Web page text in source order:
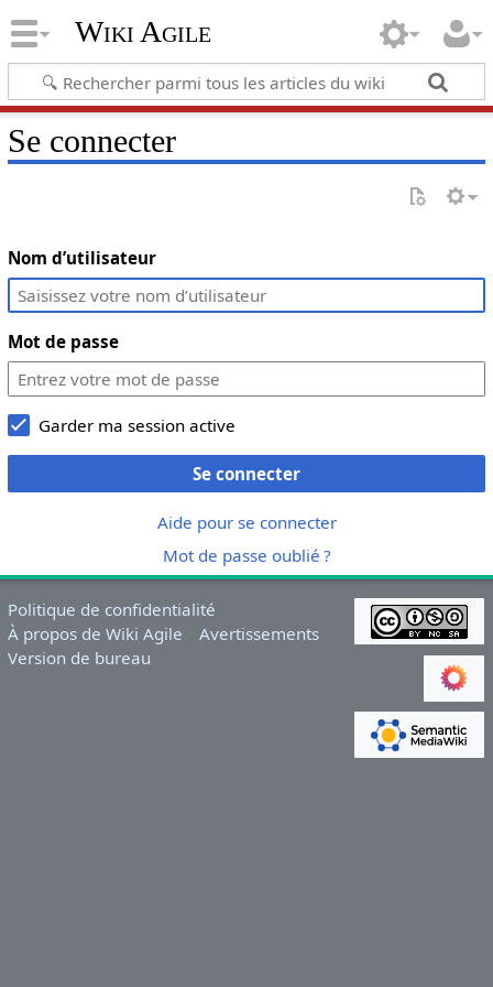
Wiki Agile
Se connecter
Nom d’utilisateur
Mot de passe
Garder ma session active
Se connecter
Aide pour se connecter
Mot de passe oublié ?
Politique de confidentialité
À propos de Wiki Agile
Avertissements
Version de bureau